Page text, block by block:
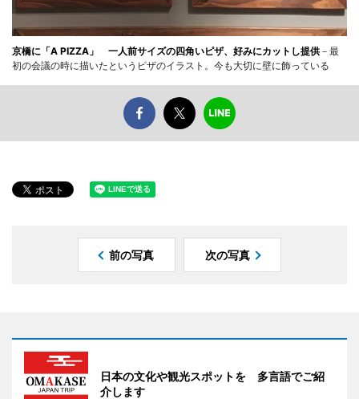
京橋に「A PIZZA」 一人前サイズの四角いピザ、好みにカットし提供 －最
初の会議の時に描いたというピザのイラスト。今も大切に壁に飾っている
前の写真 次の写真
日本の文化や観光スポットを 多言語でご紹
介します